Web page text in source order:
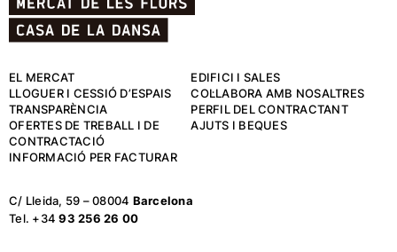
EL MERCAT
EDIFICI I SALES
LLOGUER I CESSIÓ D’ESPAIS
COL·LABORA AMB NOSALTRES
TRANSPARÈNCIA
PERFIL DEL CONTRACTANT
OFERTES DE TREBALL I DE
CONTRACTACIÓ
AJUTS I BEQUES
INFORMACIÓ PER FACTURAR
C/ Lleida, 59 – 08004 Barcelona
Tel. +3493 256 26 00